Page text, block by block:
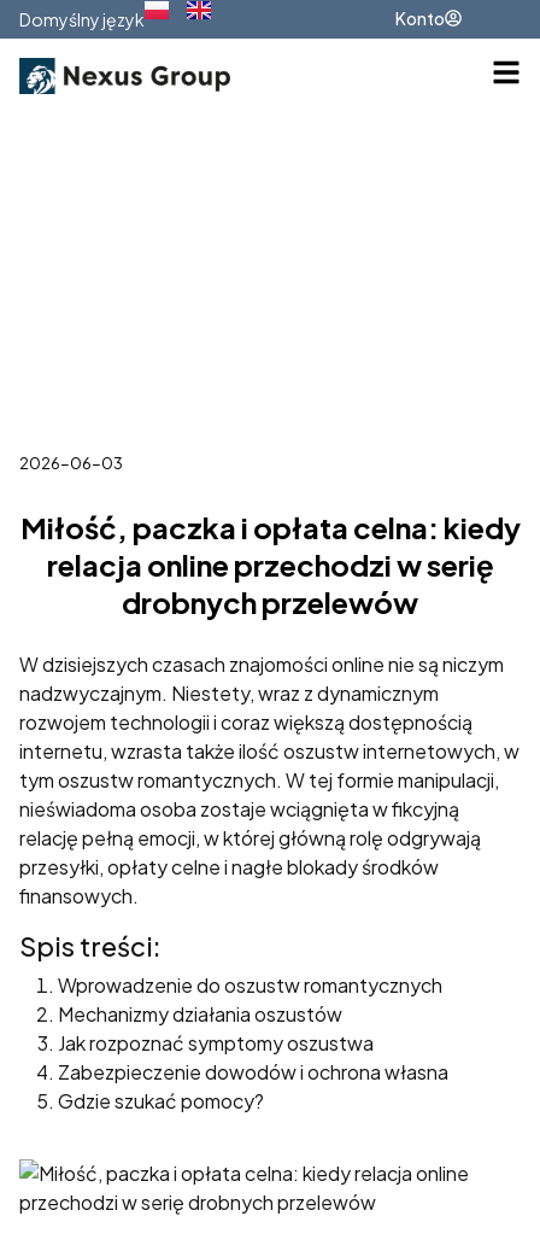
Domyślny język Konto
2026-06-03
Miłość, paczka i opłata celna: kiedy
relacja online przechodzi w serię
drobnych przelewów
W dzisiejszych czasach znajomości online nie są niczym
nadzwyczajnym. Niestety, wraz z dynamicznym
rozwojem technologii i coraz większą dostępnością
internetu, wzrasta także ilość oszustw internetowych, w
tym oszustw romantycznych. W tej formie manipulacji,
nieświadoma osoba zostaje wciągnięta w fikcyjną
relację pełną emocji, w której główną rolę odgrywają
przesyłki, opłaty celne i nagłe blokady środków
finansowych.
Spis treści:
Wprowadzenie do oszustw romantycznych
Mechanizmy działania oszustów
Jak rozpoznać symptomy oszustwa
Zabezpieczenie dowodów i ochrona własna
Gdzie szukać pomocy?
Konieczne
Te pliki cookie
nie są
opcjonalne. Są
one potrzebne
do
funkcjonowania
internetowej.
Statystyka
Abyśmy mogli
poprawić
funkcjonalność
strony
internetowej,
na podstawie